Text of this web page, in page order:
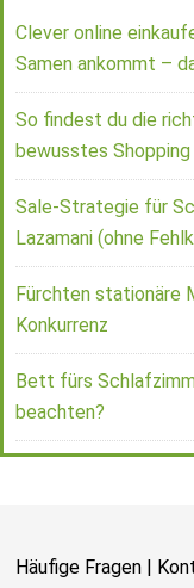
Clever online
Samen ankommt –
So findest du die
bewusstes Shopping
Sale-Strategie für
Lazamani (ohne
Fürchten stationäre
Konkurrenz
Bett fürs
beachten?
Häufige Fragen |